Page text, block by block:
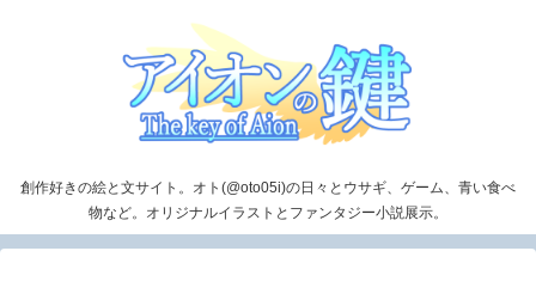
創作好きの絵と文サイト。オト(@oto05i)の日々とウサギ、ゲーム、青い食べ
物など。オリジナルイラストとファンタジー小説展示。